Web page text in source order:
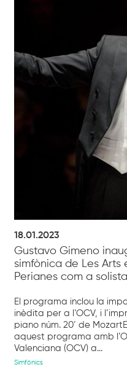
18.01.2023
Gustavo Gimeno
simfònica de Les Arts
Perianes com a solista
El programa inclou la
inèdita per a l’OCV, i
piano núm. 20’ de
aquest programa amb
Valenciana (OCV) a...
Simfònics